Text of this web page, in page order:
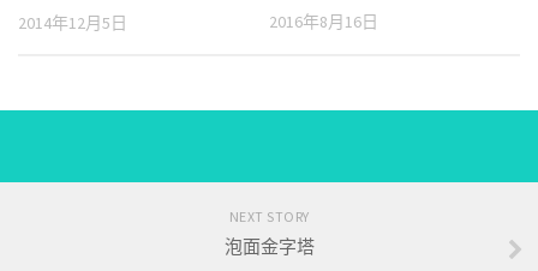
2014年12月5日 2016年8月16日
NEXT STORY
泡面金字塔